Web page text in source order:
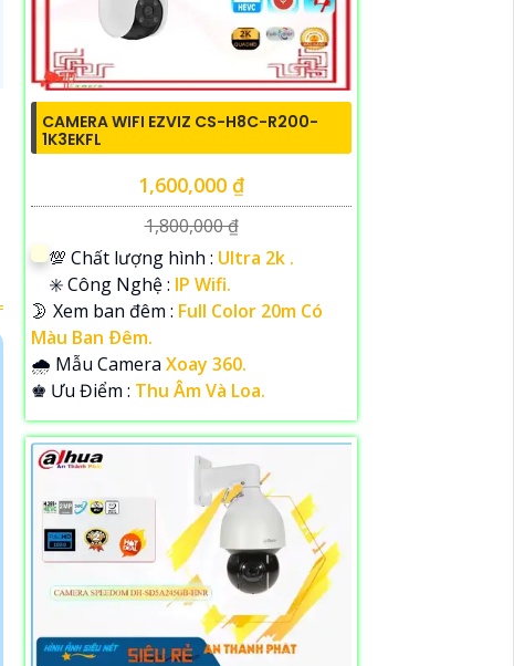
CAMERA WIFI EZVIZ CS-H8C-R200-
1K3EKFL
1,600,000 ₫
1,800,000 ₫
💯 Chất lượng hình : Ultra 2k .
✳️ Công Nghệ : IP Wifi.
🌛 Xem ban đêm : Full Color 20m Có
Màu Ban Ðêm.
🌧️ Mẫu Camera Xoay 360.
️♚ Ưu Điểm : Thu Âm Và Loa.